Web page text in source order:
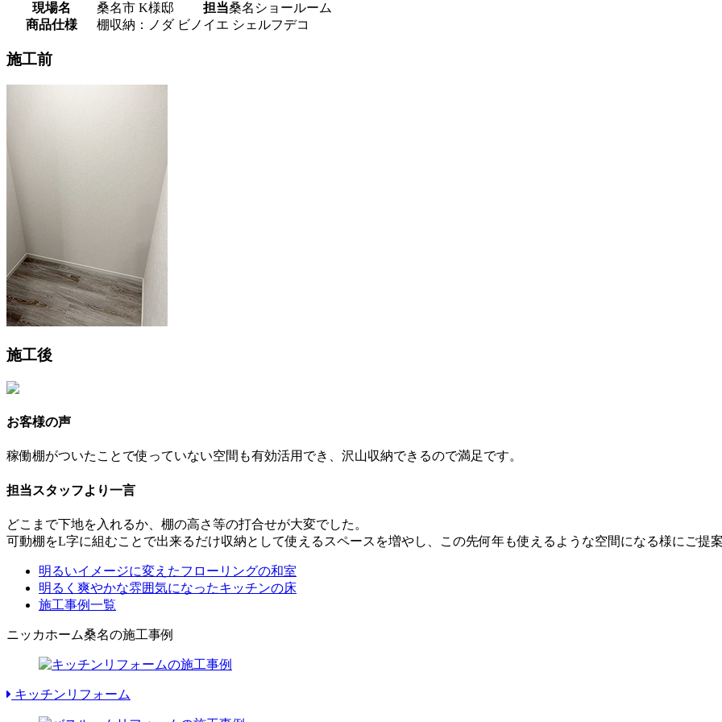
現場名 桑名市 K様邸 担当桑名ショールーム
商品仕様
棚収納：ノダ ビノイエ シェルフデコ
施工前
施工後
お客様の声
稼働棚がついたことで使っていない空間も有効活用でき、沢山収納できるので満足です。
担当スタッフより一言
どこまで下地を入れるか、棚の高さ等の打合せが大変でした。
可動棚をL字に組むことで出来るだけ収納として使えるスペースを増やし、この先何年も使えるような空間になる様にご提案
明るいイメージに変えたフローリングの和室
明るく爽やかな雰囲気になったキッチンの床
施工事例一覧
ニッカホーム桑名の施工事例
キッチンリフォーム